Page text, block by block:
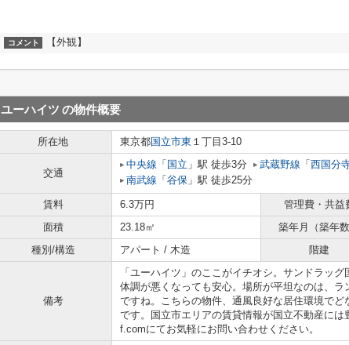
コメント 【外観】
ユーハイツ の物件概要
所在地 東京都国立市東 １丁目3-10
交通
中央線 「 国立 」駅 徒歩3分 武蔵野線 「 西国分
南武線 「 谷保 」駅 徒歩25分
賃料 6.3万円 管理費・共益
面積
23.18㎡ 築年月（築年数
種別/構造
アパート / 木造 階建
備考
「ユーハイツ」のここがイチオシ。サンドラッグ
体調が悪くなっても安心。場所が平坦なのは、ラ
ですね。こちらの物件、通風良好な居住環境で
です。国立市エリアの賃貸情報が国立不動産に
f.comにてお気軽にお問い合わせください。